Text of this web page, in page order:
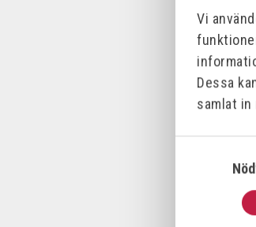
Vi
Dessa
samlat in